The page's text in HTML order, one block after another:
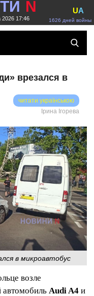
N
2026 17:46 1626 дней войны
UA
врезался в
читати українською
Ірина Ігорева
в микроавтобус
возле
автомобиль Audi A4 и